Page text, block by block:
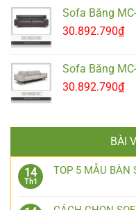
Sofa Băng
30.892.790₫
Sofa Băng
30.892.790₫
BÀI
14
Th1
TOP 5 MẪU BÀN